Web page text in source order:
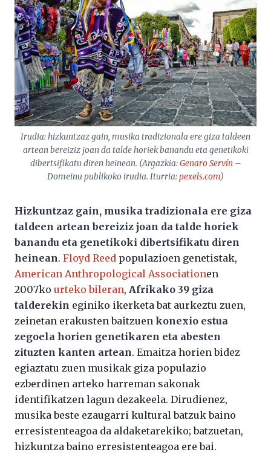
Irudia: hizkuntzaz gain, musika tradizionala ere giza taldeen
artean bereiziz joan da talde horiek banandu eta genetikoki
dibertsifikatu diren heinean. (Argazkia:Genaro Servín–
Domeinu publikoko irudia. Iturria:pexels.com)
Hizkuntzaz gain, musika tradizionala ere giza
taldeen artean bereiziz joan da talde horiek
banandu eta genetikoki dibertsifikatu diren
heinean. Floyd Reed populazioen genetistak,
American Anthropological Associationen
2007ko urteko bileran, Afrikako 39 giza
talderekin eginiko ikerketa bat aurkeztu zuen,
zeinetan erakusten baitzuen konexio estua
zegoela horien genetikaren eta abesten
zituzten kanten artean. Emaitza horien bidez
egiaztatu zuen musikak giza populazio
ezberdinen arteko harreman sakonak
identifikatzen lagun dezakeela. Dirudienez,
musika beste ezaugarri kultural batzuk baino
erresistenteagoa da aldaketarekiko; batzuetan,
hizkuntza baino erresistenteagoa ere bai.